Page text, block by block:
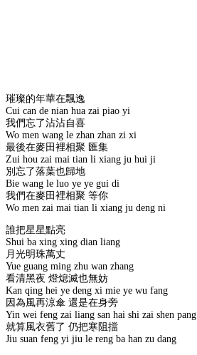
璀璨的年華在飄逸
Cui can de nian hua zai piao yi
我們忘了沾沾自喜
Wo men wang le zhan zhan zi xi
最後在麥田裡相聚 匯集
Zui hou zai mai tian li xiang ju hui ji
別忘了落葉也歸地
Bie wang le luo ye ye gui di
我們在麥田裡相聚 等你
Wo men zai mai tian li xiang ju deng ni
誰把星星點亮
Shui ba xing xing dian liang
月光明珠萬丈
Yue guang ming zhu wan zhang
看清黑夜 燈熄滅也無妨
Kan qing hei ye deng xi mie ye wu fang
因為風再涼傘 還是在身旁
Yin wei feng zai liang san hai shi zai shen pang
就算風衣舊了 仍把寒阻擋
Jiu suan feng yi jiu le reng ba han zu dang